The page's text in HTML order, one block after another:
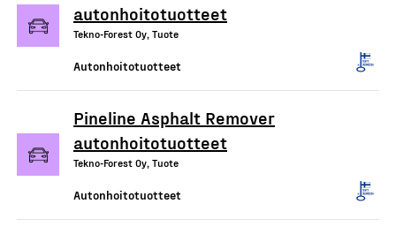
autonhoitotuotteet
Tekno-Forest Oy, Tuote
Autonhoitotuotteet
Pineline Asphalt Remover
autonhoitotuotteet
Tekno-Forest Oy, Tuote
Autonhoitotuotteet